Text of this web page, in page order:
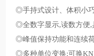
◎手持式设计、体积小
◎全数字显示,读数方便,
◎峰值保持功能和连续
◎多种单位变换:可换KN